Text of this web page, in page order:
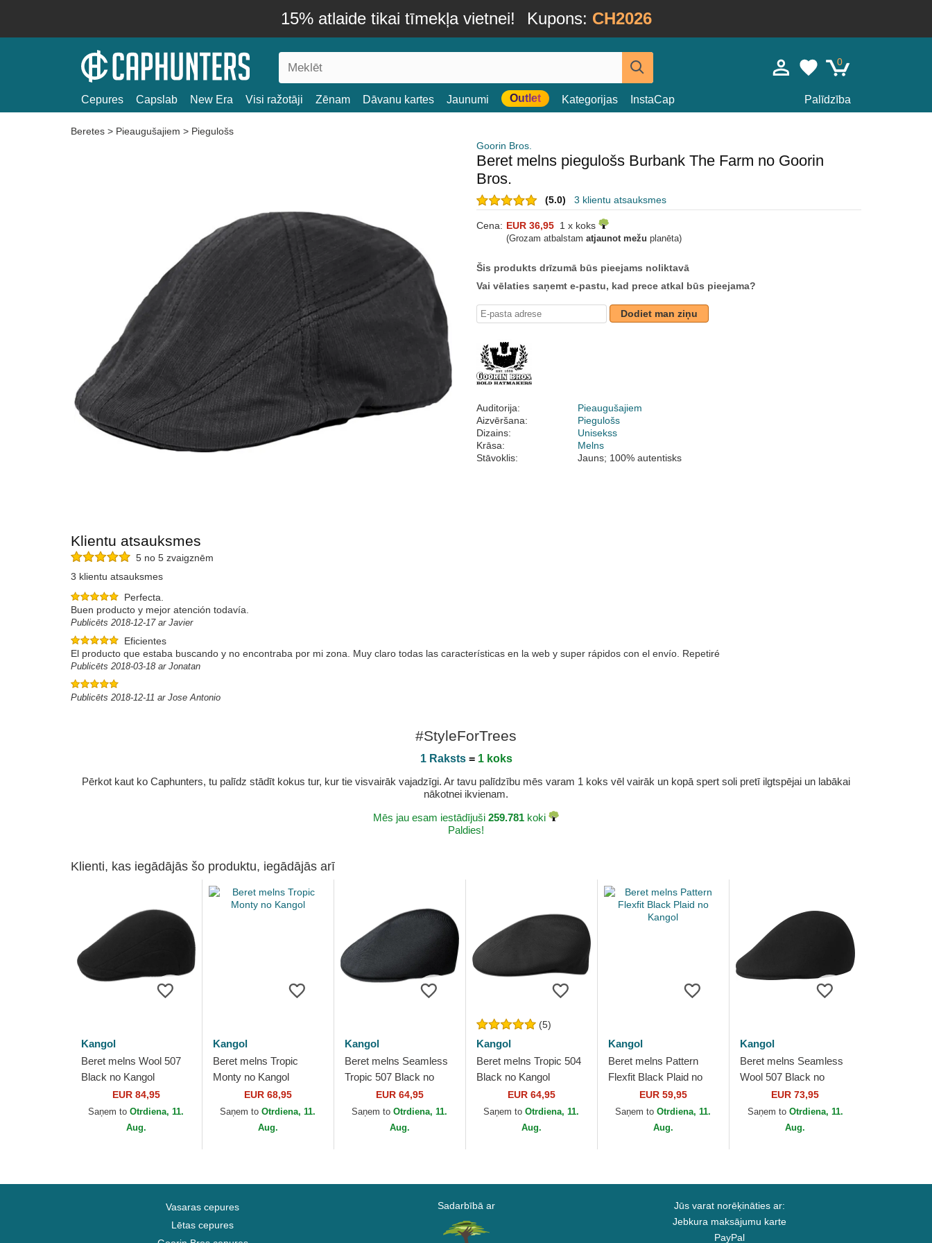
15% atlaide tikai tīmekļa vietnei! Kupons: CH2026
0
Cepures Capslab New Era Visi ražotāji Zēnam Dāvanu kartes Jaunumi Outlet Kategorijas InstaCap Palīdzība
Beretes > Pieaugušajiem > Piegulošs
Goorin Bros.
Beret melns piegulošs Burbank The Farm no Goorin
Bros.
(5.0) 3 klientu atsauksmes
Cena: EUR 36,95 1 x koks
(Grozam atbalstam atjaunot mežu planēta)
Šis produkts drīzumā būs pieejams noliktavā
Vai vēlaties saņemt e-pastu, kad prece atkal būs pieejama?
Dodiet man ziņu
Auditorija:
Pieaugušajiem
Aizvēršana:
Piegulošs
Dizains:
Unisekss
Krāsa:
Melns
Stāvoklis:
Jauns; 100% autentisks
Klientu atsauksmes
5 no 5 zvaigznēm
3 klientu atsauksmes
Perfecta.
Buen producto y mejor atención todavía.
Publicēts 2018-12-17 ar Javier
Eficientes
El producto que estaba buscando y no encontraba por mi zona. Muy claro todas las características en la web y super rápidos con el envío. Repetiré
Publicēts 2018-03-18 ar Jonatan
Publicēts 2018-12-11 ar Jose Antonio
#StyleForTrees
1 Raksts= 1 koks
Pērkot kaut ko Caphunters, tu palīdz stādīt kokus tur, kur tie visvairāk vajadzīgi. Ar tavu palīdzību mēs varam 1 koks vēl vairāk un kopā spert soli pretī ilgtspējai un labākai
nākotnei ikvienam.
Mēs jau esam iestādījuši 259.781 koki
Paldies!
Klienti, kas iegādājās šo produktu, iegādājās arī
Kangol
Beret melns Wool 507
Black no Kangol
EUR 84,95
Saņem toOtrdiena, 11.
Aug.
Kangol
Beret melns Tropic
Monty no Kangol
EUR 68,95
Saņem toOtrdiena, 11.
Aug.
Kangol
Beret melns Seamless
Tropic 507 Black no
EUR 64,95
Saņem toOtrdiena, 11.
Aug.
(5)
Kangol
Beret melns Tropic 504
Black no Kangol
EUR 64,95
Saņem toOtrdiena, 11.
Aug.
Kangol
Beret melns Pattern
Flexfit Black Plaid no
EUR 59,95
Saņem toOtrdiena, 11.
Aug.
Kangol
Beret melns Seamless
Wool 507 Black no
EUR 73,95
Saņem to Otrdiena, 11.
Aug.
Vasaras cepures
Lētas cepures
Sadarbībā ar
Jūs varat norēķināties ar:
Jebkura maksājumu karte
PayPal